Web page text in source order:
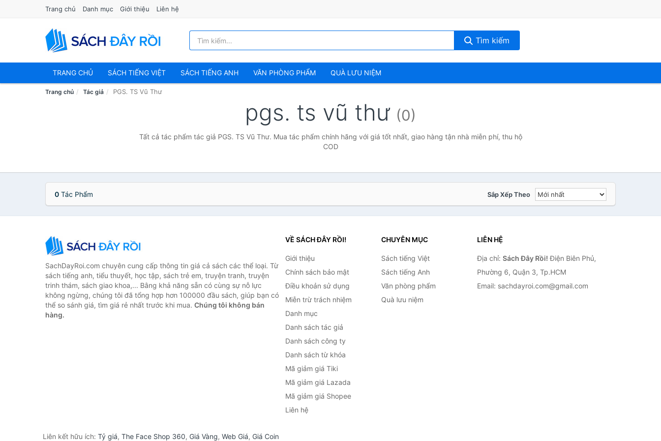
Trang chủ Danh mục Giới thiệu Liên hệ
Tìm kiếm
TRANG CHỦ SÁCH TIẾNG VIỆT SÁCH TIẾNG ANH VĂN PHÒNG PHẨM QUÀ LƯU NIỆM
Trang chủ Tác giả PGS. TS Vũ Thư
pgs. ts vũ thư (0)
Tất cả tác phẩm tác giả PGS. TS Vũ Thư. Mua tác phẩm chính hãng với giá tốt nhất, giao hàng tận nhà miễn phí, thu hộ
COD
0 Tác Phẩm Sắp Xếp Theo
SachDayRoi.com chuyên cung cấp thông tin giá cả sách các thể loại. Từ
sách tiếng anh, tiểu thuyết, học tập, sách trẻ em, truyện tranh, truyện
trinh thám, sách giao khoa,... Bằng khả năng sẵn có cùng sự nỗ lực
không ngừng, chúng tôi đã tổng hợp hơn 100000 đầu sách, giúp bạn có
thể so sánh giá, tìm giá rẻ nhất trước khi mua. Chúng tôi không bán
hàng.
VỀ SÁCH ĐÂY RỒI!
Giới thiệu
Chính sách bảo mật
Điều khoản sử dụng
Miễn trừ trách nhiệm
Danh mục
Danh sách tác giả
Danh sách công ty
Danh sách từ khóa
Mã giảm giá Tiki
Mã giảm giá Lazada
Mã giảm giá Shopee
Liên hệ
CHUYÊN MỤC
Sách tiếng Việt
Sách tiếng Anh
Văn phòng phẩm
Quà lưu niệm
LIÊN HỆ
Địa chỉ: Sách Đây Rồi! Điện Biên Phủ,
Phường 6, Quận 3, Tp.HCM
Email: sachdayroi.com@gmail.com
Liên kết hữu ích: Tỷ giá, The Face Shop 360, Giá Vàng, Web Giá, Giá Coin